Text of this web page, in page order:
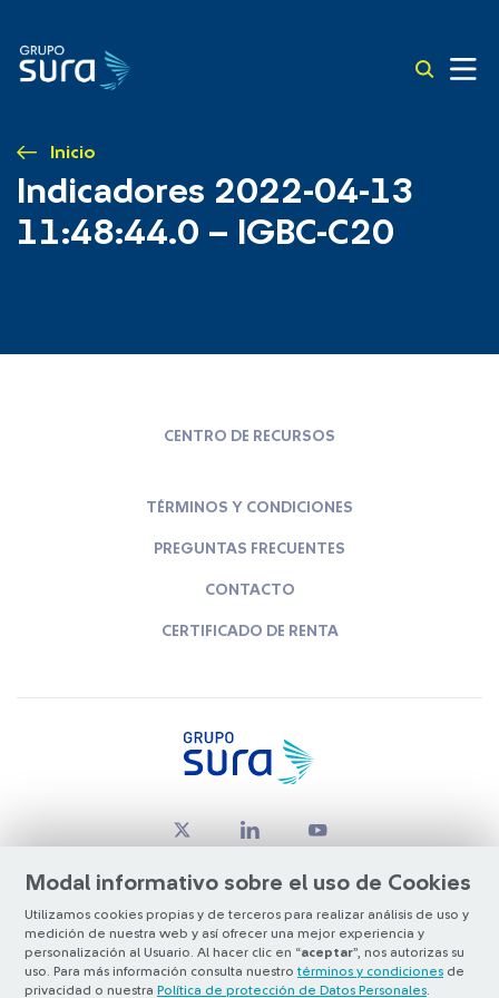
Inicio
Indicadores 2022-04-13
11:48:44.0 – IGBC-C20
Modal informativo sobre el uso de Cookies
Utilizamos cookies propias y de terceros para realizar análisis de uso y
medición de nuestra web y así ofrecer una mejor experiencia y
personalización al Usuario. Al hacer clic en “aceptar”, nos autorizas su
uso. Para más información consulta nuestro términos y condiciones de
privacidad o nuestra Política de protección de Datos Personales
CENTRO DE RECURSOS
TÉRMINOS Y CONDICIONES
PREGUNTAS FRECUENTES
CONTACTO
CERTIFICADO DE RENTA
© Copyright Grupo SURA 2026